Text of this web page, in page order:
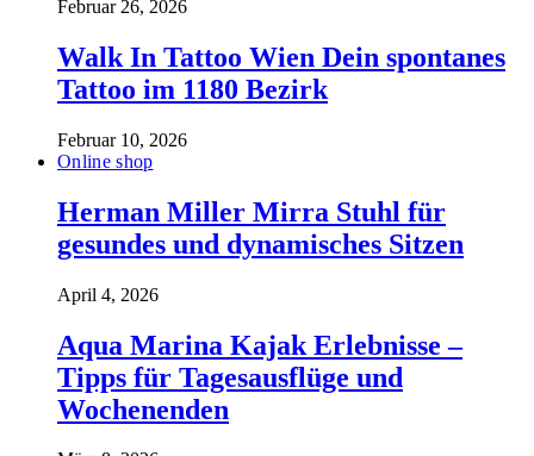
Februar 26, 2026
Walk In Tattoo Wien Dein spontanes
Tattoo im 1180 Bezirk
Februar 10, 2026
Online shop
Herman Miller Mirra Stuhl für
gesundes und dynamisches Sitzen
April 4, 2026
Aqua Marina Kajak Erlebnisse –
Tipps für Tagesausflüge und
Wochenenden